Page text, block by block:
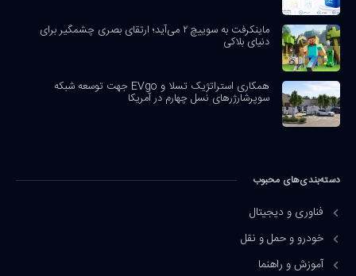
ماینکرفت به سوییچ ۲ می‌آید؛ ارتقای بصری چشمگیر برای
دنیای بلاکی
همکاری استراتژیک تسلا و EVgo جهت توسعه شبکه
سوپرشارژرهای نسل چهارم در آمریکا
دسته‌بندی‌های محبوب
فناوری و دیجیتال
خودرو و حمل و نقل
آموزش و راهنما